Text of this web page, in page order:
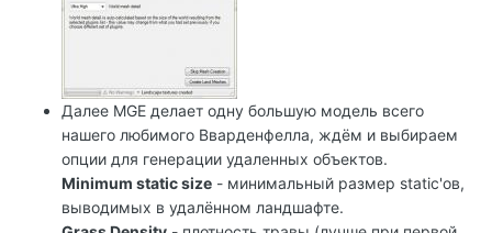
Далее MGE делает одну большую модель всего
нашего любимого Вварденфелла, ждём и выбираем
опции для генерации удаленных объектов.
Minimum static size - минимальный размер static'ов,
выводимых в удалённом ландшафте.